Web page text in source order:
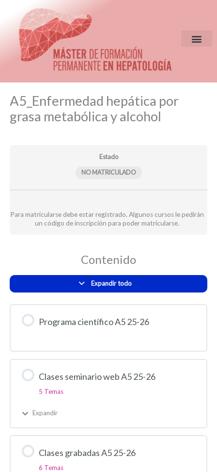
contenido
A5_Enfermedad hepática por
grasa metabólica y alcohol
Estado
NO MATRICULADO
Para matricularse debe estar registrado. Algunos cursos le pedirán
un código de inscripción para poder matricularse.
Contenido
Expandir todo
Módulos
Programa científico A5 25-26
Clases seminario web A5 25-26
5 Temas
Expandir
Clases
seminario
A5
Clases grabadas A5 25-26
6 Temas
Clases
grabadas
25-
Evaluación
A5
26